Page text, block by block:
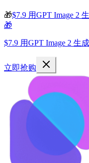
🎁$7.9 用GPT Image 2
🎁
$7.9 用GPT Image 2 生
立即抢购